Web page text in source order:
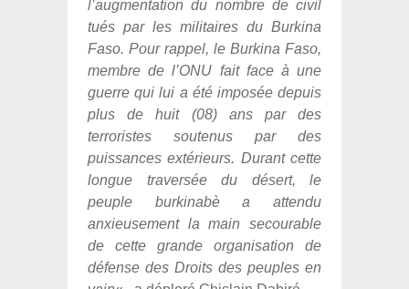
l’augmentation du nombre de civil
tués par les militaires du Burkina
Faso. Pour rappel, le Burkina Faso,
membre de l’ONU fait face à une
guerre qui lui a été imposée depuis
plus de huit (08) ans par des
terroristes soutenus par des
puissances extérieurs. Durant cette
longue traversée du désert, le
peuple burkinabè a attendu
anxieusement la main secourable
de cette grande organisation de
défense des Droits des peuples en